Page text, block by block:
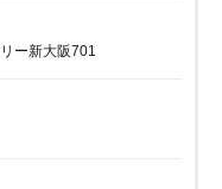
ー新大阪701